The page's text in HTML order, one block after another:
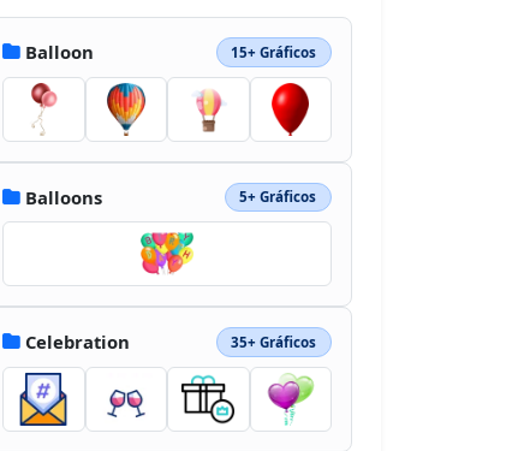
Balloon 15+ Gráficos
Balloons 5+ Gráficos
Celebration 35+ Gráficos